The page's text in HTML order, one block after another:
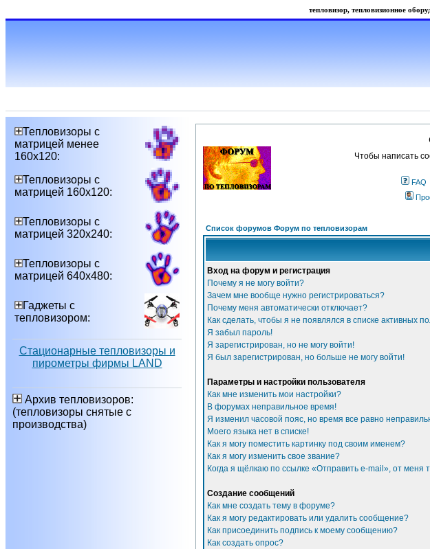
тепловизор, тепловизионное
Тепловизоры с
матрицей менее
160х120:
Тепловизоры с
матрицей 160х120:
Тепловизоры с
матрицей 320х240:
Тепловизоры с
матрицей 640х480:
Гаджеты с
тепловизором:
Стационарные тепловизоры и
пирометры фирмы LAND
Архив тепловизоров:
(тепловизоры снятые с
производства)
Чтобы написать
FAQ
Список форумов Форум по тепловизорам
Вход на форум и регистрация
Почему я не могу войти?
Зачем мне вообще нужно регистрироваться?
Почему меня автоматически отключает?
Как сделать, чтобы я не появлялся в списке активных
Я забыл пароль!
Я зарегистрирован, но не могу войти!
Я был зарегистрирован, но больше не могу войти!
Параметры и настройки пользователя
Как мне изменить мои настройки?
В форумах неправильное время!
Я изменил часовой пояс, но время все равно
Моего языка нет в списке!
Как я могу поместить картинку под своим именем?
Как я могу изменить свое звание?
Когда я щёлкаю по ссылке «Отправить e-mail», от меня
Создание сообщений
Как мне создать тему в форуме?
Как я могу редактировать или удалить сообщение?
Как присоединить подпись к моему сообщению?
Как создать опрос?